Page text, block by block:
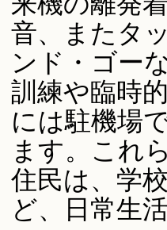
音、またタ
ンド・ゴー
訓練や臨時
には駐機場
ます。これ
住民は、学
ど、日常生